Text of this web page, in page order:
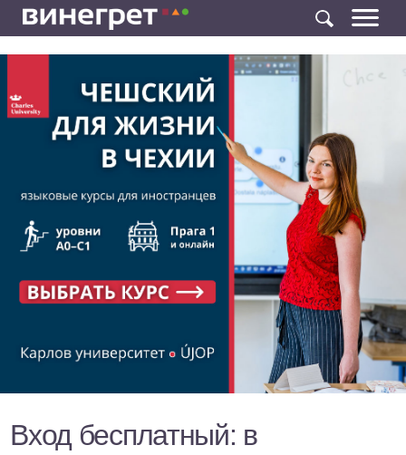
Вход бесплатный: в